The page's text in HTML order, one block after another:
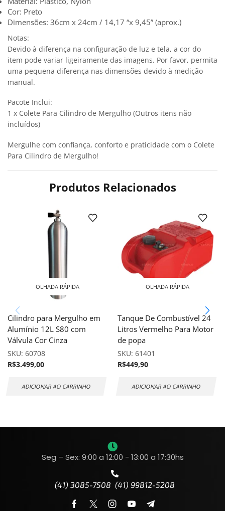
Cor: Preto
Dimensões: 36cm x 24cm / 14,17 “x 9,45” (aprox.)
Notas:
Devido à diferença na configuração de luz e tela, a cor do
item pode variar ligeiramente das imagens. Por favor, permita
uma pequena diferença nas dimensões devido à medição
manual.
Pacote Inclui:
1 x Colete Para Cilindro de Mergulho (Outros itens não
incluídos)
Mergulhe com confiança, conforto e praticidade com o Colete
Para Cilindro de Mergulho!
Produtos Relacionados
OLHADA RÁPIDA
Cilindro para Mergulho em
Alumínio 12L S80 com
Válvula Cor Cinza
SKU: 60708
R$3.499,00
ADICIONAR AO CARRINHO
OLHADA RÁPIDA
Tanque De Combustível 24
Litros Vermelho Para Motor
de popa
SKU: 61401
R$449,90
ADICIONAR AO CARRINHO
Seg – Sex: 9:00 a 12:00 - 13:00 a 17:30hs
(41) 3085-7508 (41) 99812-5208